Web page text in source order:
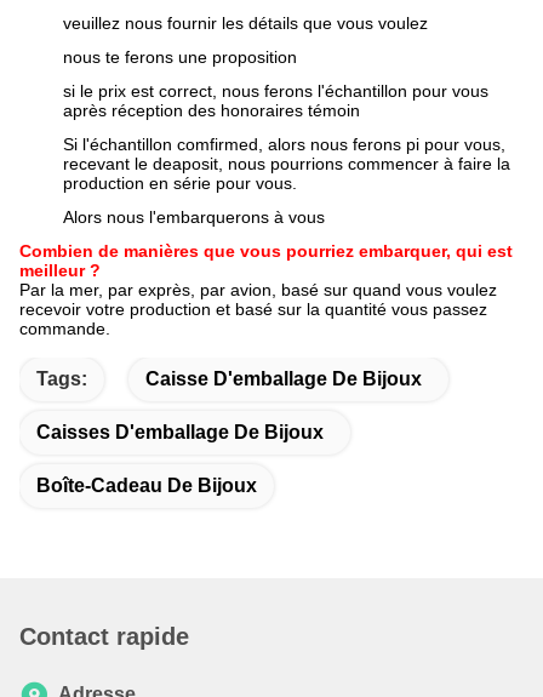
veuillez nous fournir les détails que vous voulez
nous te ferons une proposition
si le prix est correct, nous ferons l'échantillon pour vous
après réception des honoraires témoin
Si l'échantillon comfirmed, alors nous ferons pi pour vous,
recevant le deaposit, nous pourrions commencer à faire la
production en série pour vous.
Alors nous l'embarquerons à vous
Combien de manières que vous pourriez embarquer, qui est
meilleur ?
Par la mer, par exprès, par avion, basé sur quand vous voulez
recevoir votre production et basé sur la quantité vous passez
commande.
Tags: Caisse D'emballage De Bijoux
Caisses D'emballage De Bijoux
Boîte-Cadeau De Bijoux
Contact rapide